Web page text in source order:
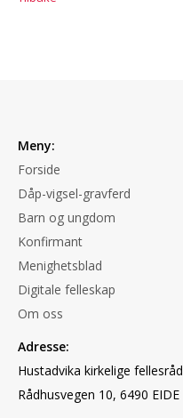
Meny:
Forside
Dåp-vigsel-gravferd
Barn og ungdom
Konfirmant
Menighetsblad
Digitale felleskap
Om oss
Adresse:
Hustadvika kirkelige fellesråd
Rådhusvegen 10, 6490 EIDE